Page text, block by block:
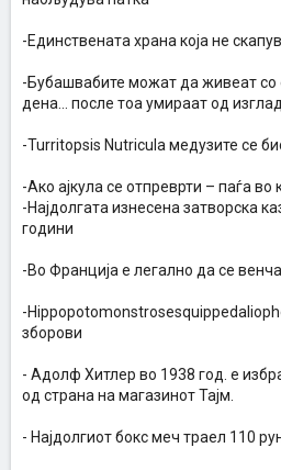
-Единствената храна која не
-Бубашвабите можат да живеат со
дена… после тоа умираат од
-Turritopsis Nutricula медузите се
-Ако ајкула се отпреврти – паѓа во
-Најдолгата изнесена затворска
години
-Во Франција е легално да се
-
зборови
- Aдолф Хитлер во 1938 год. е
од страна на магазинот Тајм.
- Најдолгиот бокс меч траел 110